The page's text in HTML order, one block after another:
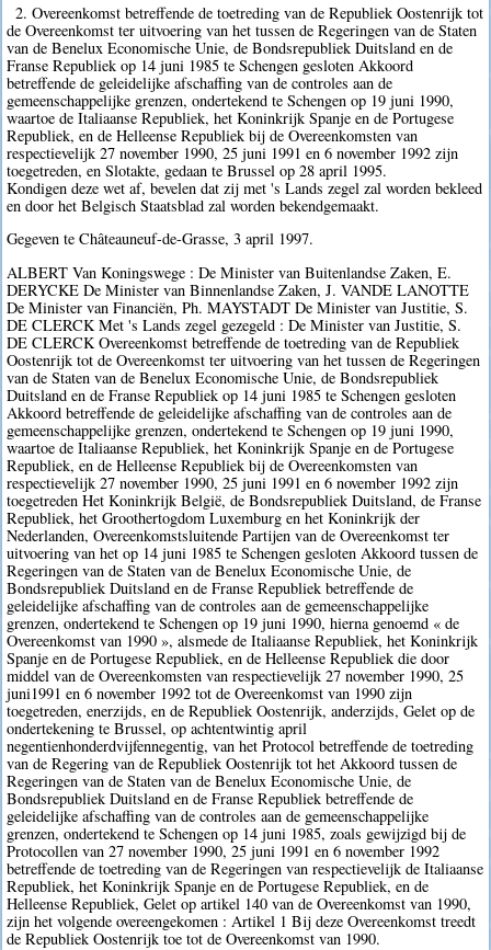
2. Overeenkomst betreffende de toetreding van de Republiek Oostenrijk tot
de Overeenkomst ter uitvoering van het tussen de Regeringen van de Staten
van de Benelux Economische Unie, de Bondsrepubliek Duitsland en de
Franse Republiek op 14 juni 1985 te Schengen gesloten Akkoord
betreffende de geleidelijke afschaffing van de controles aan de
gemeenschappelijke grenzen, ondertekend te Schengen op 19 juni 1990,
waartoe de Italiaanse Republiek, het Koninkrijk Spanje en de Portugese
Republiek, en de Helleense Republiek bij de Overeenkomsten van
respectievelijk 27 november 1990, 25 juni 1991 en 6 november 1992 zijn
toegetreden, en Slotakte, gedaan te Brussel op 28 april 1995.
Kondigen deze wet af, bevelen dat zij met 's Lands zegel zal worden bekleed
en door het Belgisch Staatsblad zal worden bekendgemaakt.
Gegeven te Châteauneuf-de-Grasse, 3 april 1997.
ALBERT Van Koningswege : De Minister van Buitenlandse Zaken, E.
DERYCKE De Minister van Binnenlandse Zaken, J. VANDE LANOTTE
De Minister van Financiën, Ph. MAYSTADT De Minister van Justitie, S.
DE CLERCK Met 's Lands zegel gezegeld : De Minister van Justitie, S.
DE CLERCK Overeenkomst betreffende de toetreding van de Republiek
Oostenrijk tot de Overeenkomst ter uitvoering van het tussen de Regeringen
van de Staten van de Benelux Economische Unie, de Bondsrepubliek
Duitsland en de Franse Republiek op 14 juni 1985 te Schengen gesloten
Akkoord betreffende de geleidelijke afschaffing van de controles aan de
gemeenschappelijke grenzen, ondertekend te Schengen op 19 juni 1990,
waartoe de Italiaanse Republiek, het Koninkrijk Spanje en de Portugese
Republiek, en de Helleense Republiek bij de Overeenkomsten van
respectievelijk 27 november 1990, 25 juni 1991 en 6 november 1992 zijn
toegetreden Het Koninkrijk België, de Bondsrepubliek Duitsland, de Franse
Republiek, het Groothertogdom Luxemburg en het Koninkrijk der
Nederlanden, Overeenkomstsluitende Partijen van de Overeenkomst ter
uitvoering van het op 14 juni 1985 te Schengen gesloten Akkoord tussen de
Regeringen van de Staten van de Benelux Economische Unie, de
Bondsrepubliek Duitsland en de Franse Republiek betreffende de
geleidelijke afschaffing van de controles aan de gemeenschappelijke
grenzen, ondertekend te Schengen op 19 juni 1990, hierna genoemd « de
Overeenkomst van 1990 », alsmede de Italiaanse Republiek, het Koninkrijk
Spanje en de Portugese Republiek, en de Helleense Republiek die door
middel van de Overeenkomsten van respectievelijk 27 november 1990, 25
juni1991 en 6 november 1992 tot de Overeenkomst van 1990 zijn
toegetreden, enerzijds, en de Republiek Oostenrijk, anderzijds, Gelet op de
ondertekening te Brussel, op achtentwintig april
negentienhonderdvijfennegentig, van het Protocol betreffende de toetreding
van de Regering van de Republiek Oostenrijk tot het Akkoord tussen de
Regeringen van de Staten van de Benelux Economische Unie, de
Bondsrepubliek Duitsland en de Franse Republiek betreffende de
geleidelijke afschaffing van de controles aan de gemeenschappelijke
grenzen, ondertekend te Schengen op 14 juni 1985, zoals gewijzigd bij de
Protocollen van 27 november 1990, 25 juni 1991 en 6 november 1992
betreffende de toetreding van de Regeringen van respectievelijk de Italiaanse
Republiek, het Koninkrijk Spanje en de Portugese Republiek, en de
Helleense Republiek, Gelet op artikel 140 van de Overeenkomst van 1990,
zijn het volgende overeengekomen : Artikel 1 Bij deze Overeenkomst treedt
de Republiek Oostenrijk toe tot de Overeenkomst van 1990.